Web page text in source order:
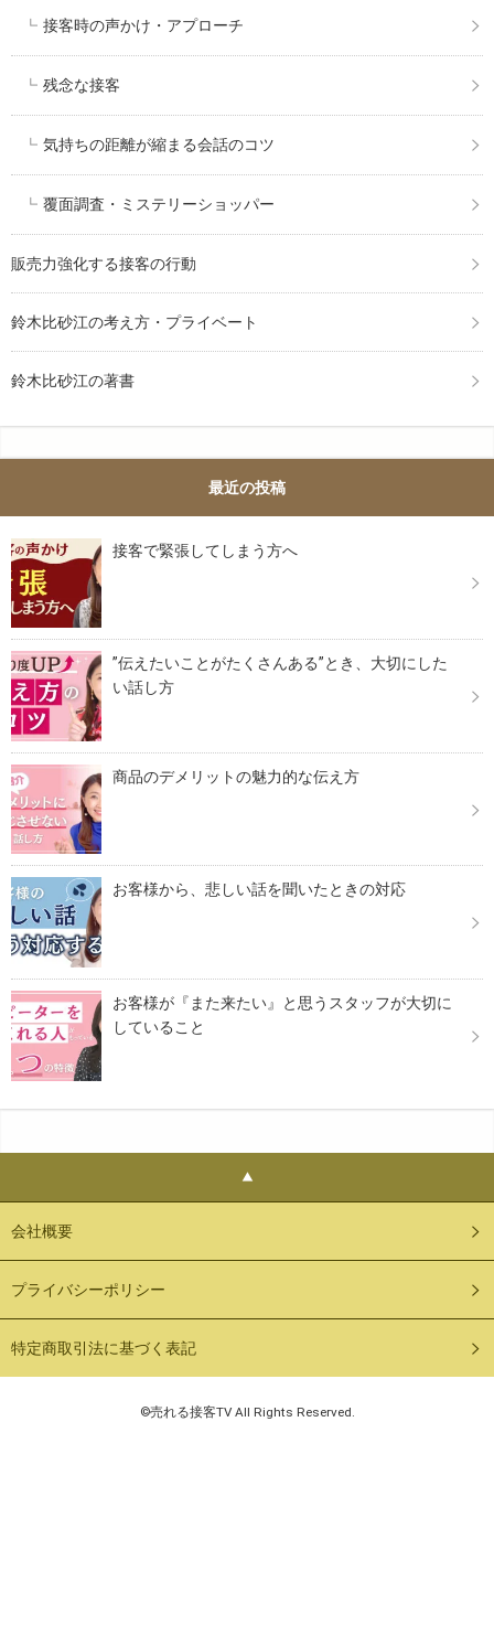
接客時の声かけ・アプローチ
残念な接客
気持ちの距離が縮まる会話のコツ
覆面調査・ミステリーショッパー
販売力強化する接客の行動
鈴木比砂江の考え方・プライベート
鈴木比砂江の著書
最近の投稿
接客で緊張してしまう方へ
”伝えたいことがたくさんある”とき、大切にした
い話し方
商品のデメリットの魅力的な伝え方
お客様から、悲しい話を聞いたときの対応
お客様が『また来たい』と思うスタッフが大切に
していること
会社概要
プライバシーポリシー
特定商取引法に基づく表記
©売れる接客TV All Rights Reserved.